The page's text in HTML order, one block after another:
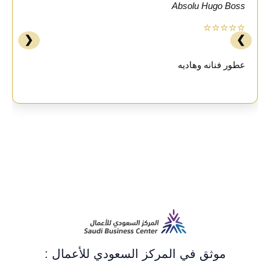
Absolu Hugo Boss
⭐⭐⭐⭐⭐
عطور فنانه وهاديه
❮ ❯
موثق في المركز السعودي للأعمال :